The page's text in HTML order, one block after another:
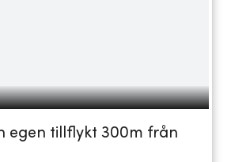
egen tillflykt 300m från